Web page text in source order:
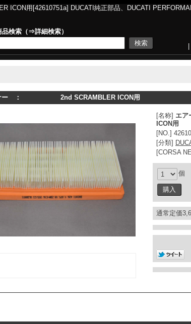
DUCATI純正部品、DUCATI
品検索（⇒詳細検索）
ナー ： 2nd SCRAMBLER ICON用
[名称] エ
ICON用
[NO.]
[分類]
[CORSA
個
通常定価